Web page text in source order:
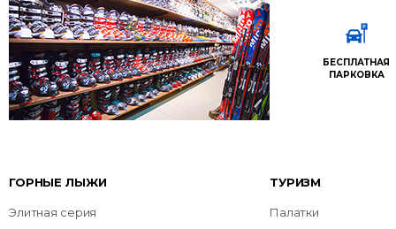
БЕСПЛАТНАЯ
ПАРКОВКА
ГОРНЫЕ ЛЫЖИ
Элитная серия
ТУРИЗМ
Палатки